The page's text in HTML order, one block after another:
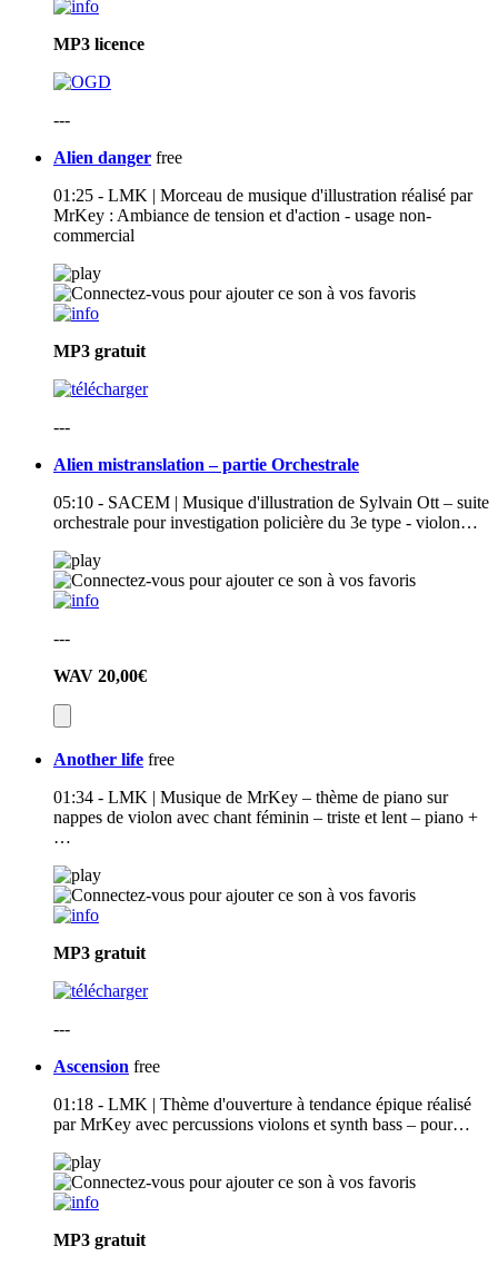
MP3 licence
---
Alien danger free
01:25 - LMK | Morceau de musique d'illustration réalisé par
MrKey : Ambiance de tension et d'action - usage non-
commercial
MP3 gratuit
---
Alien mistranslation – partie Orchestrale
05:10 - SACEM | Musique d'illustration de Sylvain Ott – suite
orchestrale pour investigation policière du 3e type - violon…
---
WAV 20,00€
Another life free
01:34 - LMK | Musique de MrKey – thème de piano sur
nappes de violon avec chant féminin – triste et lent – piano +
…
MP3 gratuit
---
Ascension free
01:18 - LMK | Thème d'ouverture à tendance épique réalisé
par MrKey avec percussions violons et synth bass – pour…
MP3 gratuit